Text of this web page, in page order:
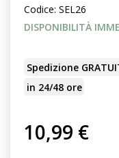
Codice: SEL26
DISPONIBILITÀ
Spedizione
in 24/48 ore
10,99 €